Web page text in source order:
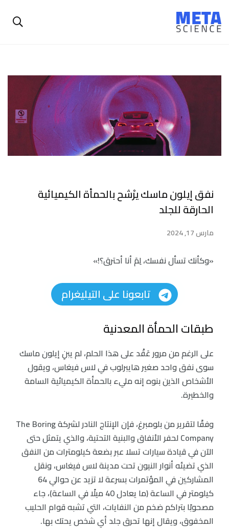
نفق إيلون ماسك يرْشح بالحمأة الكيميائية
الحارقة للجلد
مارس 17, 2024
«وكأنك تسأل نفسك، لِمَ أنا أحترق؟!»
تابعونا على التيليغرام
طبقات الحمأة المعدنية
على الرغم من مرور عَقْد على هذا الحلم، لم يبنِ إيلون ماسك
سوى نفق واحد صغير هايبرلوب في لاس فيغاس، ويقول
الأشخاص الذين بنوه إنه مليء بالحمأة الكيميائية السامة
والخطيرة.
وفقًا لتقرير من بلومبرغ، فإن الإنتاج النادر لشركة The Boring
Company لحفر الأنفاق والبنية التحتية، والذي يتمثل حتى
الآن في قيادة سيارات تسلا عبر بضعة كيلومترات من النفق
الذي تضيئه أنوار النيون تحت مدينة لاس فيغاس، ونقل
المشاركين في المؤتمرات بسرعة لا تزيد عن حوالي 64
كيلومتر في الساعة (ما يعادل 40 ميلًا في الساعة)، جاء
مصحوبًا بتراكم ضخم من النفايات، التي تشبه قوام الحليب
المخفوق، ويقال إنها تحرق جلد أي شخص يحتك بها.